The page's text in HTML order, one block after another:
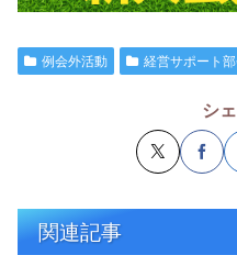
例会外活動 経営サポート
シ
関連記事